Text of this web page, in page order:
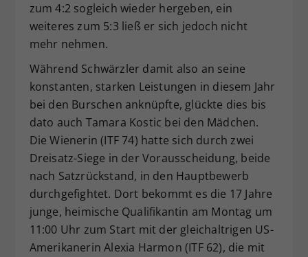
zum 4:2 sogleich wieder hergeben, ein
weiteres zum 5:3 ließ er sich jedoch nicht
mehr nehmen.
Während Schwärzler damit also an seine
konstanten, starken Leistungen in diesem Jahr
bei den Burschen anknüpfte, glückte dies bis
dato auch Tamara Kostic bei den Mädchen.
Die Wienerin (ITF 74) hatte sich durch zwei
Dreisatz-Siege in der Vorausscheidung, beide
nach Satzrückstand, in den Hauptbewerb
durchgefightet. Dort bekommt es die 17 Jahre
junge, heimische Qualifikantin am Montag um
11:00 Uhr zum Start mit der gleichaltrigen US-
Amerikanerin Alexia Harmon (ITF 62), die mit